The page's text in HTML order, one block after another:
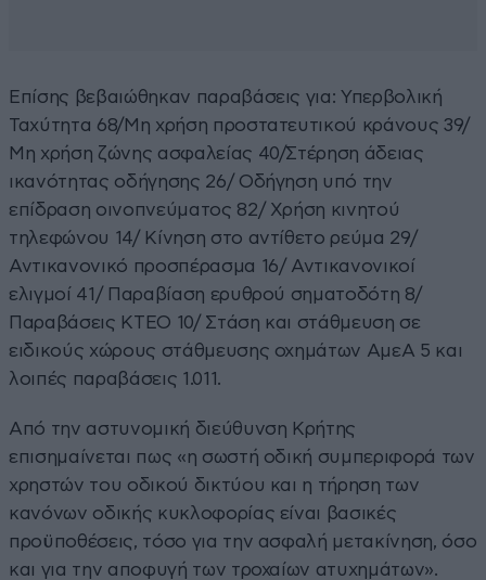
Επίσης βεβαιώθηκαν παραβάσεις για: Υπερβολική
Ταχύτητα 68/Μη χρήση προστατευτικού κράνους 39/
Μη χρήση ζώνης ασφαλείας 40/Στέρηση άδειας
ικανότητας οδήγησης 26/ Οδήγηση υπό την
επίδραση οινοπνεύματος 82/ Χρήση κινητού
τηλεφώνου 14/ Κίνηση στο αντίθετο ρεύμα 29/
Αντικανονικό προσπέρασμα 16/ Αντικανονικοί
ελιγμοί 41/ Παραβίαση ερυθρού σηματοδότη 8/
Παραβάσεις ΚΤΕΟ 10/ Στάση και στάθμευση σε
ειδικούς χώρους στάθμευσης οχημάτων ΑμεΑ 5 και
λοιπές παραβάσεις 1.011.
Από την αστυνομική διεύθυνση Κρήτης
επισημαίνεται πως «η σωστή οδική συμπεριφορά των
χρηστών του οδικού δικτύου και η τήρηση των
κανόνων οδικής κυκλοφορίας είναι βασικές
προϋποθέσεις, τόσο για την ασφαλή μετακίνηση, όσο
και για την αποφυγή των τροχαίων ατυχημάτων».